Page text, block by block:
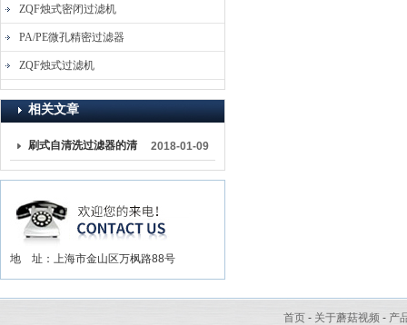
ZQF烛式密闭过滤机
PA/PE微孔精密过滤器
ZQF烛式过滤机
相关文章
刷式自清洗过滤器的清
洗步骤过程
2018-01-09
地 址：上海市金山区万枫路88号
首页 - 关于蘑菇视频 - 产